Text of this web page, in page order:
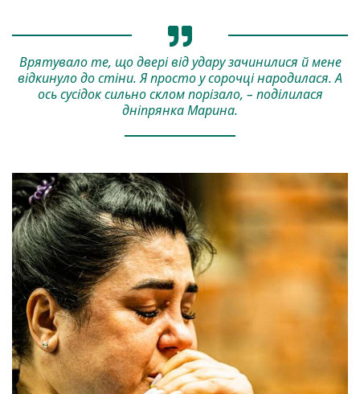
Врятувало те, що двері від удару зачинилися й мене
відкинуло до стіни. Я просто у сорочці народилася. А
ось сусідок сильно склом порізало, – поділилася
дніпрянка Марина.